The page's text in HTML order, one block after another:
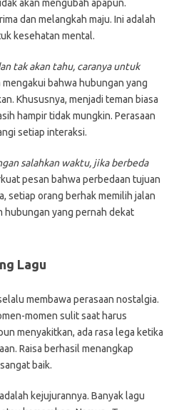
akan mengubah apapun.
dan melangkah maju. Ini adalah
kesehatan mental.
tak akan tahu, caranya untuk
bahwa hubungan yang
Khususnya, menjadi teman biasa
hampir tidak mungkin. Perasaan
setiap interaksi.
salahkan waktu, jika berbeda
pesan bahwa perbedaan tujuan
setiap orang berhak memilih jalan
hubungan yang pernah dekat
Lagu
membawa perasaan nostalgia.
momen sulit saat harus
menyakitkan, ada rasa lega ketika
Raisa berhasil menangkap
baik.
kejujurannya. Banyak lagu